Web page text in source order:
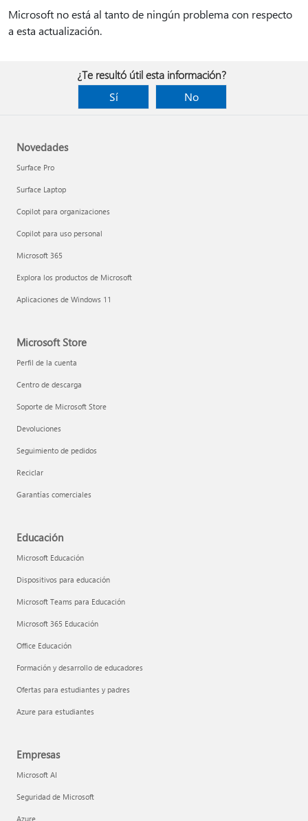
Microsoft no está al tanto de ningún problema con respecto
a esta actualización.
¿Te resultó útil esta información?
Sí
No
Novedades
Surface Pro
Surface Laptop
Copilot para organizaciones
Copilot para uso personal
Microsoft 365
Explora los productos de Microsoft
Aplicaciones de Windows 11
Microsoft Store
Perfil de la cuenta
Centro de descarga
Soporte de Microsoft Store
Devoluciones
Seguimiento de pedidos
Reciclar
Garantías comerciales
Educación
Microsoft Educación
Dispositivos para educación
Microsoft Teams para Educación
Microsoft 365 Educación
Office Educación
Formación y desarrollo de educadores
Ofertas para estudiantes y padres
Azure para estudiantes
Empresas
Microsoft AI
Seguridad de Microsoft
Azure